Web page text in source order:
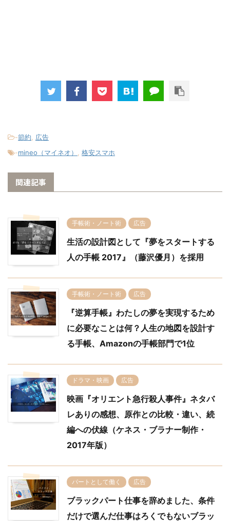
-節約, 広告
-mineo（マイネオ） , 格安スマホ
関連記事
手帳術・ノート術 広告
生活の設計図として『夢をスタートする
人の手帳 2017』（藤沢優月）を採用
手帳術・ノート術 広告
『逆算手帳』わたしの夢を実現するため
に必要なことは何？人生の地図を設計す
る手帳、Amazonの手帳部門で1位
ドラマ・映画 広告
映画『オリエント急行殺人事件』ネタバ
レありの感想、原作との比較・違い、続
編への伏線（ケネス・ブラナー制作・
2017年版）
パートとして働く 広告
ブラックパート仕事を辞めました、条件
だけで選んだ仕事はろくでもないブラッ